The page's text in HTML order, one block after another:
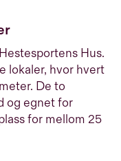
Hus.
lokaler, hvor hvert
De to
og egnet for
for mellom 25